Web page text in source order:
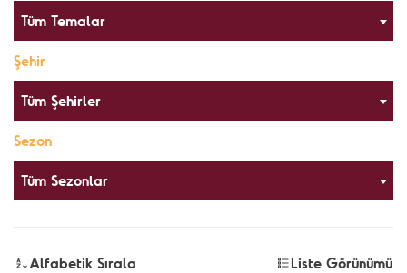
Tüm Temalar
Şehir
Tüm Şehirler
Sezon
Tüm Sezonlar
Alfabetik Sırala Liste Görünümü